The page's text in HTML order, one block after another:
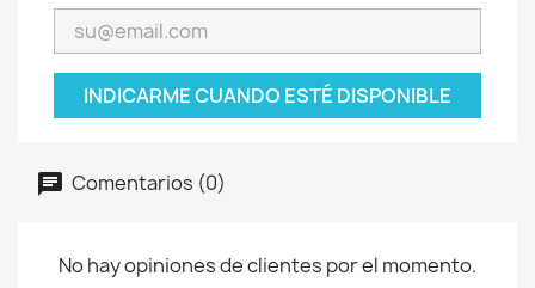
INDICARME CUANDO ESTÉ DISPONIBLE
Comentarios (0)
No hay opiniones de clientes por el momento.